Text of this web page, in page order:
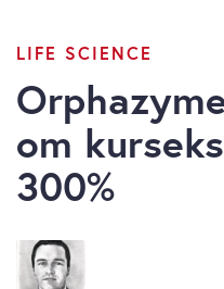
LIFE SCIENCE
om
300%